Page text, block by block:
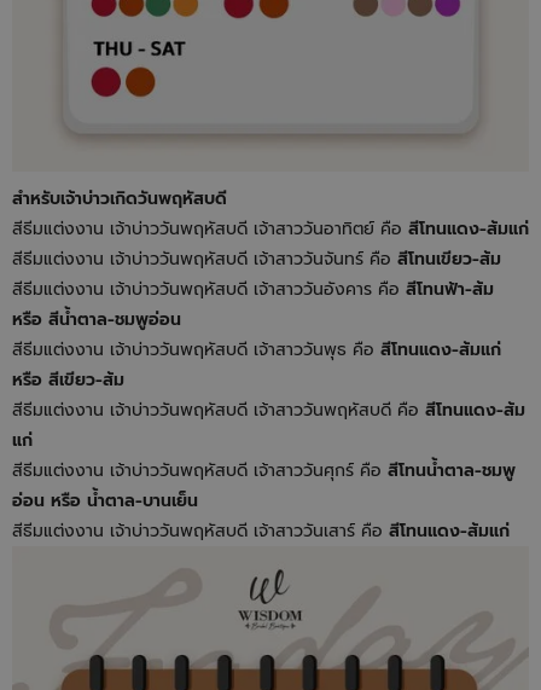
สำหรับเจ้าบ่าวเกิดวันพฤหัสบดี
สีธีมแต่งงาน เจ้าบ่าววันพฤหัสบดี เจ้าสาววันอาทิตย์ คือ สีโทนแดง-ส้มแก่
สีธีมแต่งงาน เจ้าบ่าววันพฤหัสบดี เจ้าสาววันจันทร์ คือ สีโทนเขียว-ส้ม
สีธีมแต่งงาน เจ้าบ่าววันพฤหัสบดี เจ้าสาววันอังคาร คือ สีโทนฟ้า-ส้ม
หรือ สีน้ำตาล-ชมพูอ่อน
สีธีมแต่งงาน เจ้าบ่าววันพฤหัสบดี เจ้าสาววันพุธ คือ สีโทนแดง-ส้มแก่
หรือ สีเขียว-ส้ม
สีธีมแต่งงาน เจ้าบ่าววันพฤหัสบดี เจ้าสาววันพฤหัสบดี คือ สีโทนแดง-ส้ม
แก่
สีธีมแต่งงาน เจ้าบ่าววันพฤหัสบดี เจ้าสาววันศุกร์ คือ สีโทนน้ำตาล-ชมพู
อ่อน หรือ น้ำตาล-บานเย็น
สีธีมแต่งงาน เจ้าบ่าววันพฤหัสบดี เจ้าสาววันเสาร์ คือ สีโทนแดง-ส้มแก่